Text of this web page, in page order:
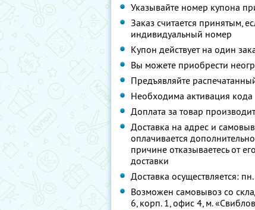
Указывайте номер купона
Заказ считается принятым,
индивидуальный номер
Купон действует на один
Вы можете приобрести
Предъявляйте
Необходима активация кода
Доплата за товар
Доставка на адрес и
оплачивается
причине отказываетесь от
доставки
Доставка осуществляется:
Возможен самовывоз со
6, корп. 1, офис 4, м.